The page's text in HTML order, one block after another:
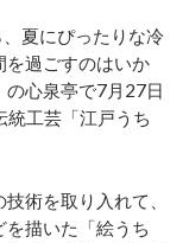
夏にぴったりな冷
を過ごすのはいか
心泉亭で7月27日
工芸「江戸うち
術を取り入れて、
描いた「絵うち